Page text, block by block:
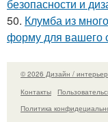
безопасности и
50. Клумба из
форму для вашего
© 2026 Дизайн /
Контакты
Политика